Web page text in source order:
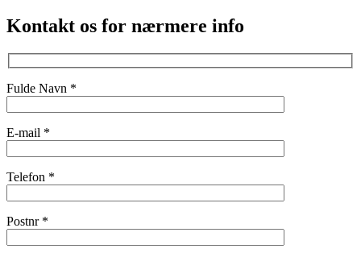
Kontakt os for nærmere info
Fulde Navn *
E-mail *
Telefon *
Postnr *